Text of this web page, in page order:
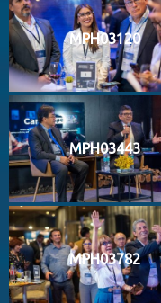
MPH03120
MPH03443
MPH03782